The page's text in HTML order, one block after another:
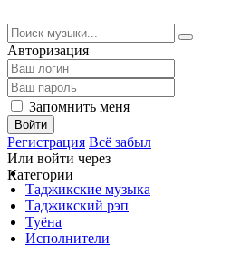
Авторизация
Запомнить меня
Войти
Регистрация Всё забыл
Или войти через
Категории
Таджикские музыка
Таджикский рэп
Туёна
Исполнители